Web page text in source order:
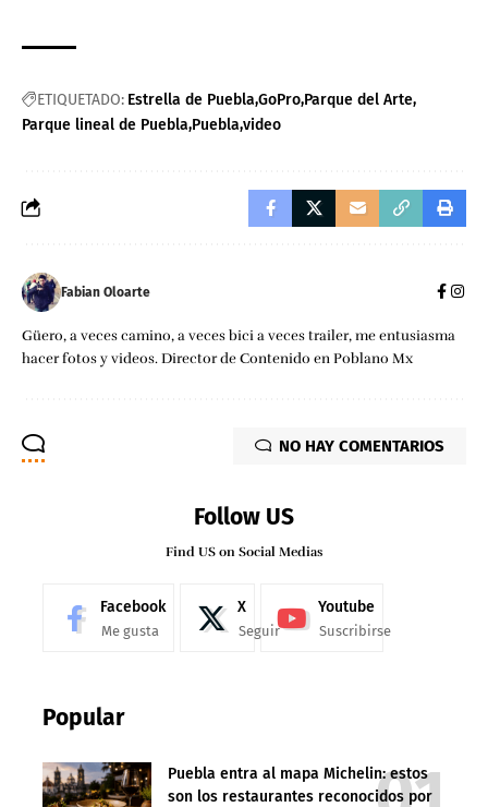
ETIQUETADO: Estrella de Puebla GoPro Parque del Arte
Parque lineal de Puebla Puebla video
Fabian Oloarte
Güero, a veces camino, a veces bici a veces trailer, me entusiasma
hacer fotos y videos. Director de Contenido en Poblano Mx
NO HAY COMENTARIOS
Follow US
Find US on Social Medias
Facebook
Me gusta
X
Seguir
Youtube
Suscribirse
Popular
Puebla entra al mapa Michelin: estos
son los restaurantes reconocidos por